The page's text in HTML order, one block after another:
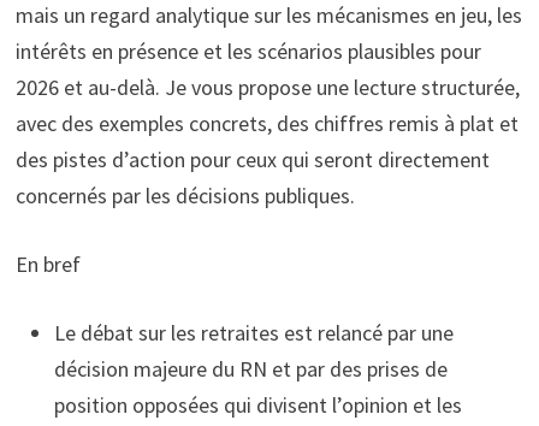
mais un regard analytique sur les mécanismes en jeu, les
intérêts en présence et les scénarios plausibles pour
2026 et au-delà. Je vous propose une lecture structurée,
avec des exemples concrets, des chiffres remis à plat et
des pistes d’action pour ceux qui seront directement
concernés par les décisions publiques.
En bref
Le débat sur les retraites est relancé par une
décision majeure du RN et par des prises de
position opposées qui divisent l’opinion et les